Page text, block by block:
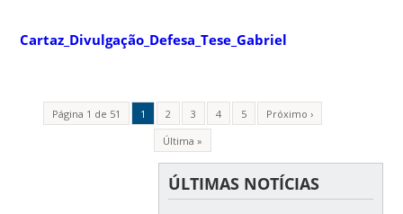
Cartaz_Divulgação_Defesa_Tese_Gabriel
Página 1 de 51 1 2 3 4 5
Próximo ›
Última »
ÚLTIMAS NOTÍCIAS